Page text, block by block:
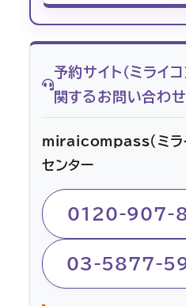
予約サイト（ミライ
関するお問い合わせ
miraicompass（ミラ
センター
0120-907-
03-5877-